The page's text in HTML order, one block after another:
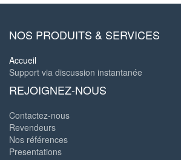
NOS PRODUITS & SERVICES
Accueil
Support via discussion instantanée
REJOIGNEZ-NOUS
Contactez-nous
Revendeurs
Nos références
Presentations